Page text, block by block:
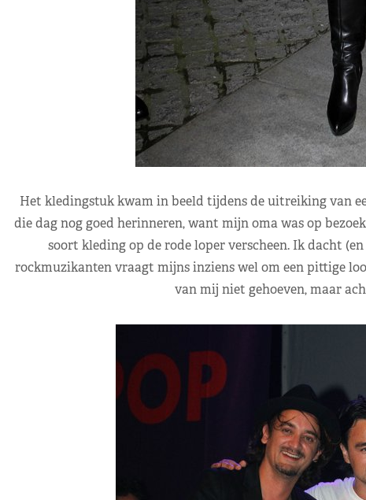
Het kledingstuk kwam in beeld tijdens de uitreiking van
die dag nog goed herinneren, want mijn oma was op
soort kleding op de rode loper verscheen. Ik dacht
rockmuzikanten vraagt mijns inziens wel om een pittige
van mij niet gehoeven, maar